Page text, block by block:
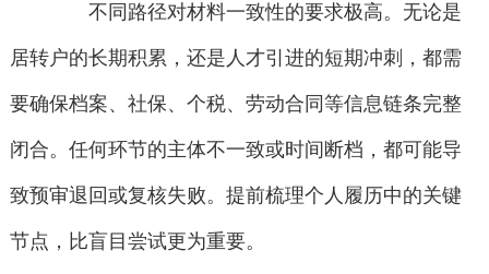
不同路径对材料一致性的要求极高。无论是
居转户的长期积累，还是人才引进的短期冲刺，都需
要确保档案、社保、个税、劳动合同等信息链条完整
闭合。任何环节的主体不一致或时间断档，都可能导
致预审退回或复核失败。提前梳理个人履历中的关键
节点，比盲目尝试更为重要。